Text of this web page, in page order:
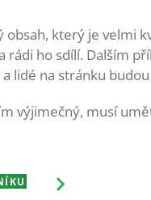
který je velmi
rádi ho sdílí. Dalším
lidé na stránku
výjimečný, musí